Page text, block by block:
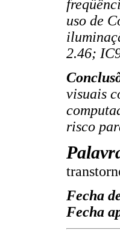
uso de
2.46;
visuais
risco
Fecha
Fecha